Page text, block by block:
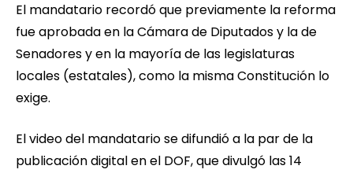
El mandatario recordó que previamente la reforma
fue aprobada en la Cámara de Diputados y la de
Senadores y en la mayoría de las legislaturas
locales (estatales), como la misma Constitución lo
exige.
El video del mandatario se difundió a la par de la
publicación digital en el DOF, que divulgó las 14